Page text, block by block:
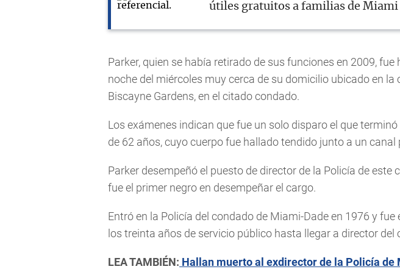
útiles gratuitos a familias de Miami
Parker, quien se había retirado de sus funciones en 2009,
noche del miércoles muy cerca de su domicilio ubicado en la
Biscayne Gardens, en el citado condado.
Los exámenes indican que fue un solo disparo el que terminó
de 62 años, cuyo cuerpo fue hallado tendido junto a un
Parker desempeñó el puesto de director de la Policía de este
fue el primer negro en desempeñar el cargo.
Entró en la Policía del condado de Miami-Dade en 1976 y
los treinta años de servicio público hasta llegar a director del
LEA TAMBIÉN: Hallan muerto al exdirector de la Policía de